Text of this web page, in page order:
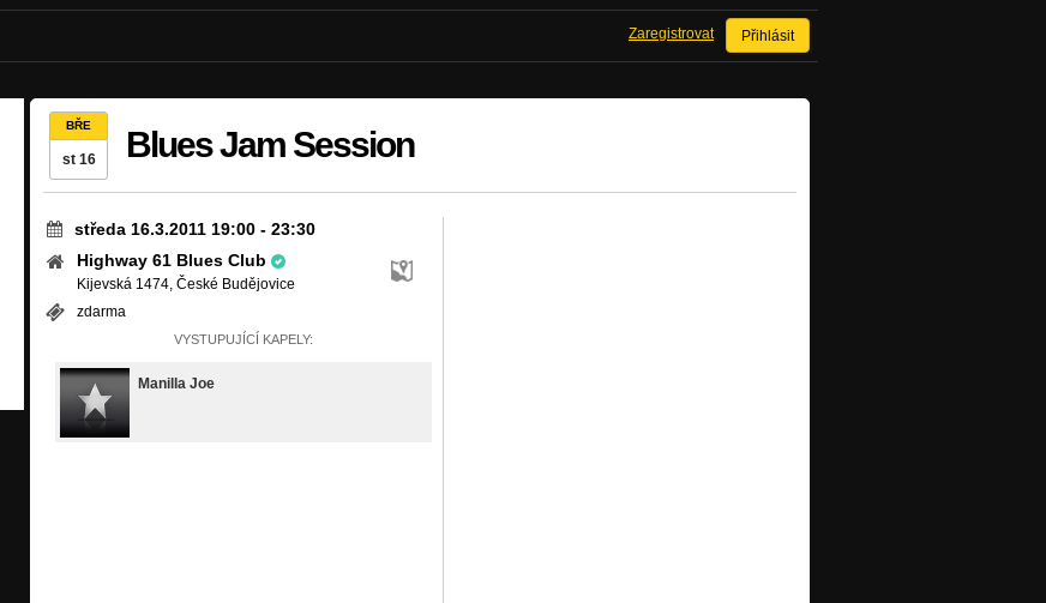
Přihlásit
Zaregistrovat
BŘE
st 16 Blues Jam Session
středa 16.3.2011 19:00 - 23:30
Highway 61 Blues Club
Kijevská 1474, České Budějovice
zdarma
VYSTUPUJÍCÍ KAPELY:
Manilla Joe